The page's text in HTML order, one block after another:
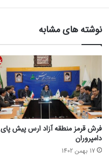
نوشته های مشابه
فرش قرمز منطقه آزاد ارس پیش پای
دامپروران
17 بهمن 1402